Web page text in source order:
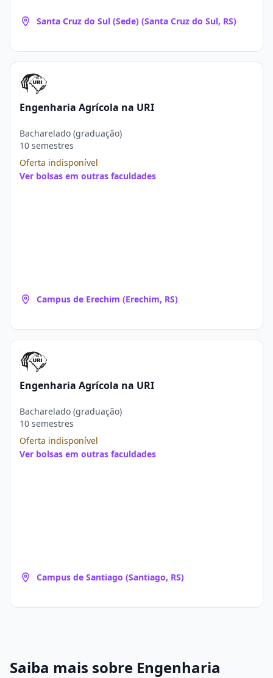
Santa Cruz do Sul (Sede) (Santa Cruz do Sul, RS)
Engenharia Agrícola na URI
Bacharelado (graduação)
10 semestres
Oferta indisponível
Ver bolsas em outras faculdades
Campus de Erechim (Erechim, RS)
Engenharia Agrícola na URI
Bacharelado (graduação)
10 semestres
Oferta indisponível
Ver bolsas em outras faculdades
Campus de Santiago (Santiago, RS)
Saiba mais sobre Engenharia